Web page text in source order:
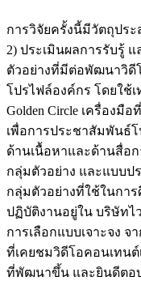
การวิจัยครั้งนี้มีวัตถุปร
2) ประเมินผลการรับรู้
ตัวอย่างที่มีต่อพัฒนาวิดี
โปรไฟล์องค์กร โดยใช้เท
Golden Circle เครื่องมื
เพื่อการประชาสัมพันธ์
ด้านเนื้อหาและด้านสื่อ
กลุ่มตัวอย่าง และแบบป
กลุ่มตัวอย่างที่ใช้ในกา
ปฏิบัติงานอยู่ใน บริษัทไ
การเลือกแบบเจาะจง
ที่เคยชมวิดีโอคอนเทน
ที่พัฒนาขึ้น และยินดีตอ